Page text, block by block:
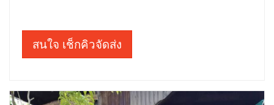
สนใจ เช็กคิวจัดส่ง